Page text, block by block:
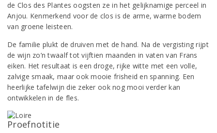
de Clos des Plantes oogsten ze in het gelijknamige perceel in
Anjou. Kenmerkend voor de clos is de arme, warme bodem
van groene leisteen.
De familie plukt de druiven met de hand. Na de vergisting rijpt
de wijn zo’n twaalf tot vijftien maanden in vaten van Frans
eiken. Het resultaat is een droge, rijke witte met een volle,
zalvige smaak, maar ook mooie frisheid en spanning. Een
heerlijke tafelwijn die zeker ook nog mooi verder kan
ontwikkelen in de fles.
Proefnotitie